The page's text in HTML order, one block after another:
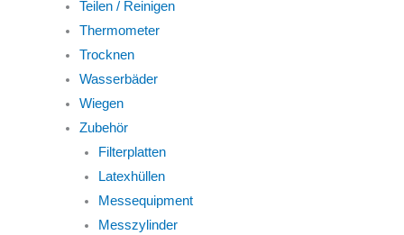
Teilen / Reinigen
Thermometer
Trocknen
Wasserbäder
Wiegen
Zubehör
Filterplatten
Latexhüllen
Messequipment
Messzylinder